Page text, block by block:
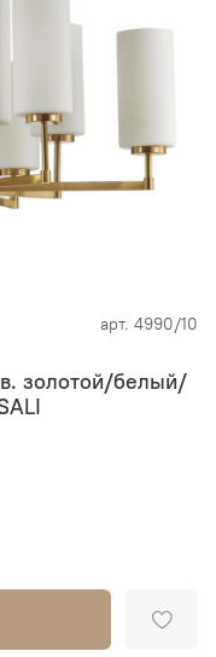
арт. 4990/10
золотой/белый/